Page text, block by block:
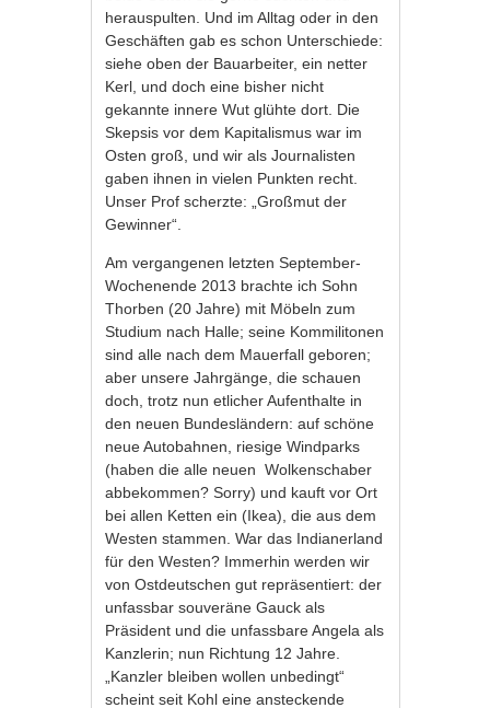
herauspulten. Und im Alltag oder in den
Geschäften gab es schon Unterschiede:
siehe oben der Bauarbeiter, ein netter
Kerl, und doch eine bisher nicht
gekannte innere Wut glühte dort. Die
Skepsis vor dem Kapitalismus war im
Osten groß, und wir als Journalisten
gaben ihnen in vielen Punkten recht.
Unser Prof scherzte: „Großmut der
Gewinner“.
Am vergangenen letzten September-
Wochenende 2013 brachte ich Sohn
Thorben (20 Jahre) mit Möbeln zum
Studium nach Halle; seine Kommilitonen
sind alle nach dem Mauerfall geboren;
aber unsere Jahrgänge, die schauen
doch, trotz nun etlicher Aufenthalte in
den neuen Bundesländern: auf schöne
neue Autobahnen, riesige Windparks
(haben die alle neuen Wolkenschaber
abbekommen? Sorry) und kauft vor Ort
bei allen Ketten ein (Ikea), die aus dem
Westen stammen. War das Indianerland
für den Westen? Immerhin werden wir
von Ostdeutschen gut repräsentiert: der
unfassbar souveräne Gauck als
Präsident und die unfassbare Angela als
Kanzlerin; nun Richtung 12 Jahre.
„Kanzler bleiben wollen unbedingt“
scheint seit Kohl eine ansteckende